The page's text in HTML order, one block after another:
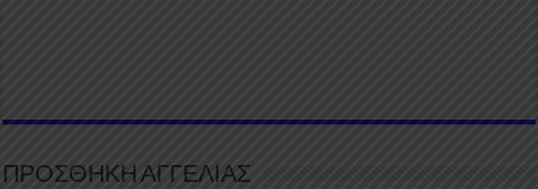
ΠΡΟΣΘΗΚΗ ΑΓΓΕΛΙΑΣ